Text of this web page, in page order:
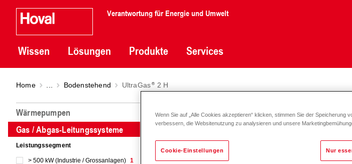
Verantwortung für Energie und Umwelt
Wissen Lösungen Produkte Services
Home Bodenstehend UltraGas 2 H
Wärmepumpen
Gas / Abgas-Leitungssysteme
Leistungssegment
> 500 kW (Industrie / Grossanlagen) 1
UltraGas 2 H
2 H
Wenn Sie auf „Alle Cookies akzeptieren“ klicken, stimmen Sie der Speicherung
verbessern, die Websitenutzung zu analysieren und unsere
Cookie-Einstellungen Nur